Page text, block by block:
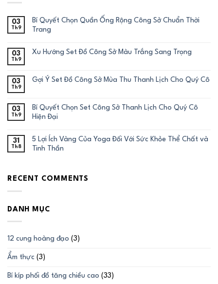
03
Th9
Bí Quyết Chọn Quần Ống Rộng Công Sở Chuẩn Thời
Trang
03
Th9
Xu Hướng Set Đồ Công Sở Màu Trắng Sang Trọng
03
Th9
Gợi Ý Set Đồ Công Sở Mùa Thu Thanh Lịch Cho Quý Cô
03
Th9
Bí Quyết Chọn Set Công Sở Thanh Lịch Cho Quý Cô
Hiện Đại
31
Th8
5 Lợi Ích Vàng Của Yoga Đối Với Sức Khỏe Thể Chất và
Tinh Thần
RECENT COMMENTS
DANH MỤC
12 cung hoàng đạo (3)
Ẩm thực (3)
Bí kíp phối đồ tăng chiều cao (33)